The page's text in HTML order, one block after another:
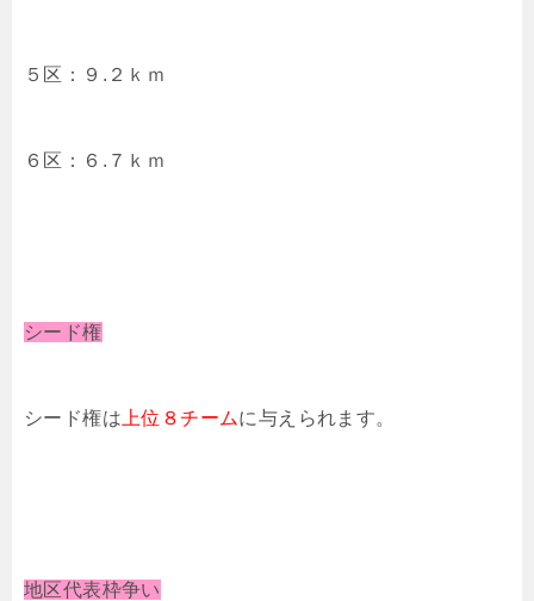
５区：９.２ｋｍ
６区：６.７ｋｍ
シード権
シード権は 上位８チームに与えられます。
地区代表枠争い